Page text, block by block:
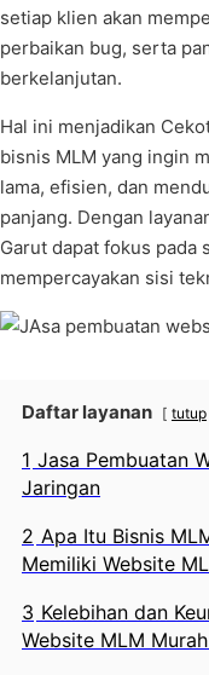
setiap klien akan
perbaikan bug, serta
berkelanjutan.
Hal ini menjadikan
bisnis MLM yang ingin
lama, efisien, dan
panjang. Dengan
Garut dapat fokus pada
mempercayakan sisi
Daftar layanan tutup
1 Jasa Pembuatan
Jaringan
2 Apa Itu Bisnis
Memiliki Website
3 Kelebihan dan
Website MLM